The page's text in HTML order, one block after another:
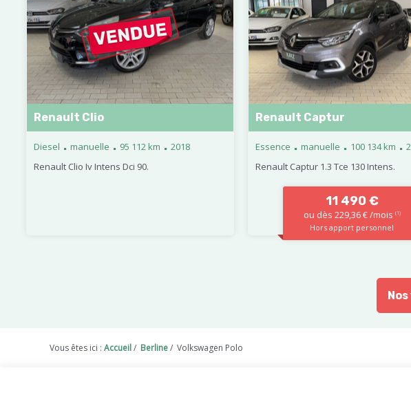
Renault Clio
Diesel . manuelle . 95 112 km . 2018
Renault Clio Iv Intens Dci 90.
Renault Captur
Essence . manuelle . 100 134 km .
Renault Captur 1.3 Tce 130 Intens.
11 490 €
ou dès 229,36 € /mois (1)
Hors apport personnel
Vous êtes ici : Accueil/ Berline/ Volkswagen Polo